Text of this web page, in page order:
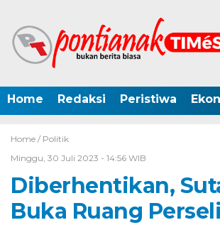
Home Redaksi Peristiwa
Home / Politik
Minggu, 30 Juli 2023 - 14:56 WIB
Diberhentikan,
Buka Ruang